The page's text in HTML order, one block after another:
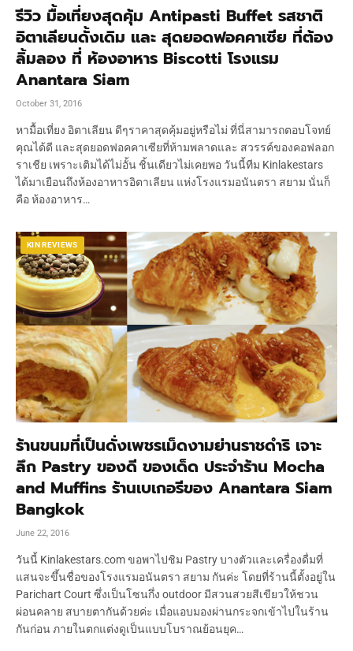
รีวิว มื้อเที่ยงสุดคุ้ม Antipasti Buffet รสชาติ
อิตาเลียนดั้งเดิม และ สุดยอดฟอคคาเซีย ที่ต้อง
ลิ้มลอง ที่ ห้องอาหาร Biscotti โรงแรม
Anantara Siam
October 31, 2016
หามื้อเที่ยง อิตาเลียน ดีๆราคาสุดคุ้มอยู่หรือไม่ ที่นี่สามารถตอบโจทย์
คุณได้ดี และสุดยอดฟอคคาเซียที่ห้ามพลาดและ สวรรค์ของคอฟลอก
ราเชีย เพราะเติมได้ไม่อั้น ชิ้นเดียวไม่เคยพอ วันนี้ทีม Kinlakestars
ได้มาเยือนถึงห้องอาหารอิตาเลียน แห่งโรงแรมอนันตรา สยาม นั่นก็
คือ ห้องอาหาร…
KIN REVIEWS
ร้านขนมที่เป็นดั่งเพชรเม็ดงามย่านราชดำริ เจาะ
ลึก Pastry ของดี ของเด็ด ประจำร้าน Mocha
and Muffins ร้านเบเกอรีของ Anantara Siam
Bangkok
June 22, 2016
วันนี้ Kinlakestars.com ขอพาไปชิม Pastry บางตัวและเครื่องดื่มที่
แสนจะขึ้นชื่อของโรงแรมอนันตรา สยาม กันค่ะ โดยที่ร้านนี้ตั้งอยู่ใน
Parichart Court ซึ่งเป็นโซนกึ่ง outdoor มีสวนสวยสีเขียวให้ชวน
ผ่อนคลาย สบายตากันด้วยค่ะ เมื่อแอบมองผ่านกระจกเข้าไปในร้าน
กันก่อน ภายในตกแต่งดูเป็นแบบโบราณย้อนยุค…